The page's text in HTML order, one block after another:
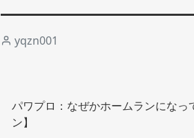
yqzn001
パワプロ：なぜかホームランになっ
ン】